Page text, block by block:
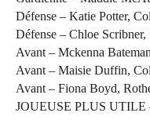
Défense – Katie Potter,
Défense – Chloe
Avant – Mckenna
Avant – Maisie Duffin,
Avant – Fiona Boyd,
JOUEUSE PLUS UTILE